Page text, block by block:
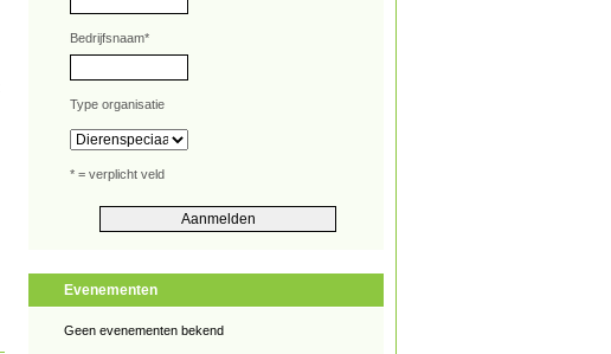
Bedrijfsnaam*
Type organisatie
* = verplicht veld
Evenementen
Geen evenementen bekend